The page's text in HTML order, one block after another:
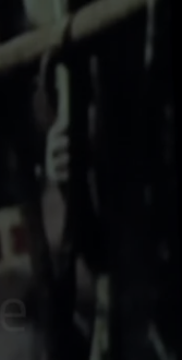
et le bureau de la
Peter Kogler : Next
d’art contemporain
et cinq auteures,
aussi un projet
et à VOX ainsi que